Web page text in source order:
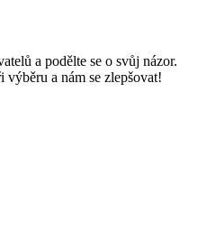
a podělte se o svůj názor.
výběru a nám se zlepšovat!